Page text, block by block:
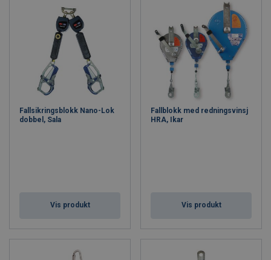
Fallsikringsblokk Nano-Lok
dobbel, Sala
Vis produkt
Fallblokk med redningsvinsj
HRA, Ikar
Vis produkt